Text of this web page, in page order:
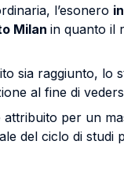
l’esonero
Milan in quanto il
sia raggiunto,
al fine di
per un
del ciclo di studi